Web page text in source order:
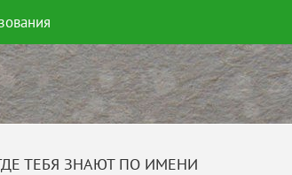
ТЕБЯ ЗНАЮТ ПО ИМЕНИ